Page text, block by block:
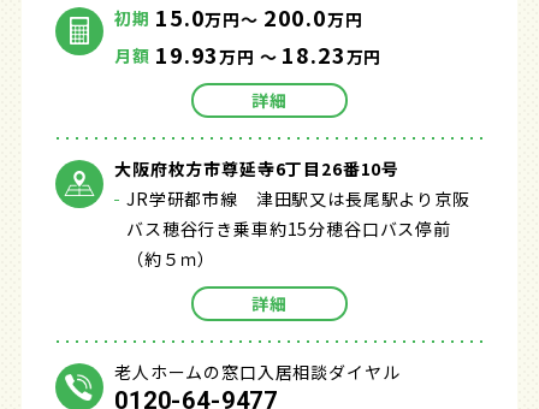
初期 15.0万円～ 200.0万円
月額 19.93万円 ～ 18.23万円
詳細
大阪府枚方市尊延寺6丁目26番10号
JR学研都市線 津田駅又は長尾駅より京阪
バス穂谷行き乗車約15分穂谷口バス停前
（約５ｍ）
詳細
老人ホームの窓口入居相談ダイヤル
0120-64-9477